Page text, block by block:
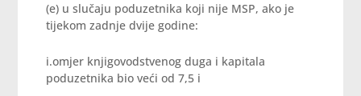
(e) u slučaju poduzetnika koji nije MSP, ako je
tijekom zadnje dvije godine:
i.omjer knjigovodstvenog duga i kapitala
poduzetnika bio veći od 7,5 i